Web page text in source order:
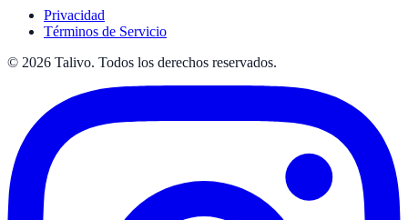
Privacidad
Términos de Servicio
© 2026 Talivo. Todos los derechos reservados.